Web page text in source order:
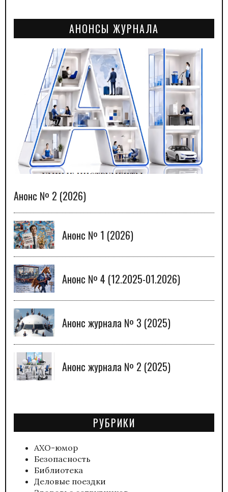
АНОНСЫ ЖУРНАЛА
Анонс № 2 (2026)
Анонс № 1 (2026)
Анонс № 4 (12.2025-01.2026)
Анонс журнала № 3 (2025)
Анонс журнала № 2 (2025)
РУБРИКИ
АХО-юмор
Безопасность
Библиотека
Деловые поездки